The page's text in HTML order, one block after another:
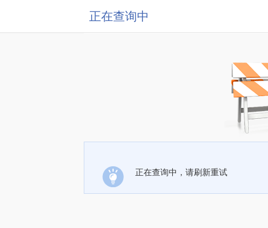
正在查询中
正在查询中，请刷新重试